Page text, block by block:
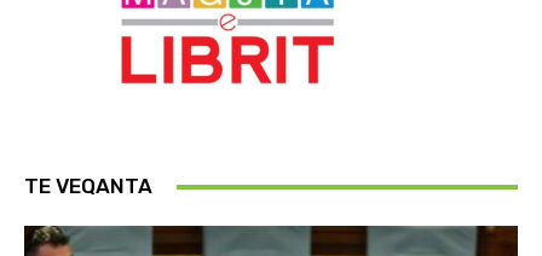
TE VEQANTA